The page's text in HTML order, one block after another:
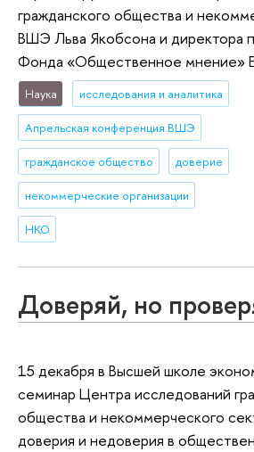
гражданского общества и
ВШЭ Льва Якобсона и директора
Фонда «Общественное мнение»
Наука исследования и аналитика
Апрельская конференция ВШЭ
гражданское общество доверие
некоммерческие организации
НКО
Доверяй, но
15 декабря в Высшей школе
семинар Центра исследований
общества и некоммерческого
доверия и недоверия в